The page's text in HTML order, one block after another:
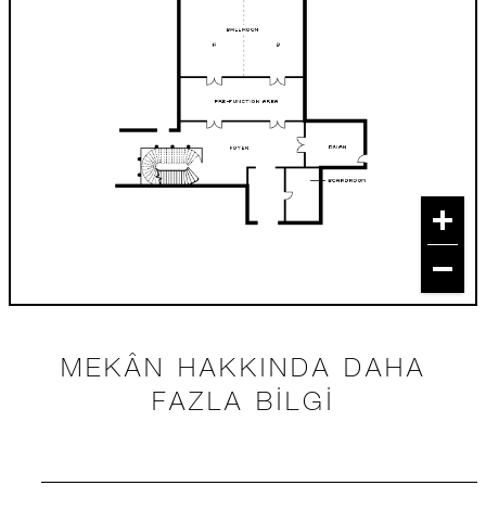
MEKÂN HAKKINDA DAHA
FAZLA BILGI